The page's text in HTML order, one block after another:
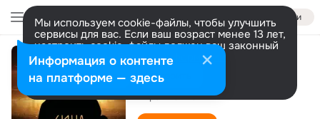
Войти
Мы используем cookie-файлы, чтобы улучшить
сервисы для вас. Если ваш возраст менее 13 лет,
настроить cookie-файлы должен ваш законный
представитель. Больше информации
Разрешить все Настроить
Сина
Айрат Ганиев
Информация о контенте
на платформе — здесь